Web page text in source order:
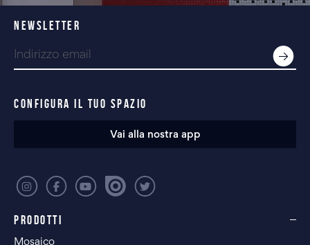
PRODOTTI
Mosaico
NEWSLETTER
CONFIGURA IL TUO SPAZIO
Vai alla nostra app